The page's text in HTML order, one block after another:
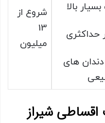
بالا
حداکثری
دندان های
شروع از
13
میلیون
شیراز